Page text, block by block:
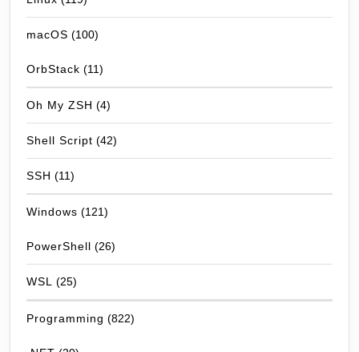
macOS (100)
OrbStack (11)
Oh My ZSH (4)
Shell Script (42)
SSH (11)
Windows (121)
PowerShell (26)
WSL (25)
Programming (822)